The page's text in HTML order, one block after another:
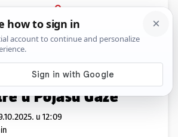
PRIJAVA
News Komentari
ćemo poštovati
u Pojasu Gaze
u 12:09